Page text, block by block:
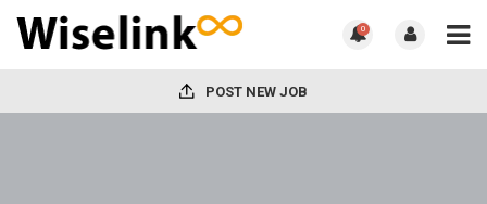
0
POST NEW JOB